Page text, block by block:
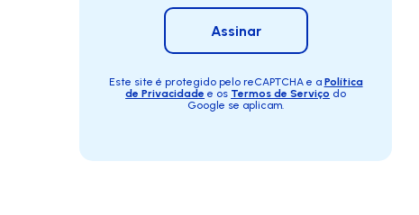
Assinar
Este site é protegido pelo reCAPTCHA e a Política
de Privacidade e os Termos de Serviço do
Google se aplicam.